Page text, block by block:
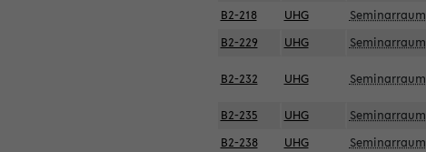
B2-218 UHG Seminarraum
B2-229
UHG Seminarraum
B2-232 UHG Seminarraum
B2-235 UHG Seminarraum
B2-238
UHG Seminarraum